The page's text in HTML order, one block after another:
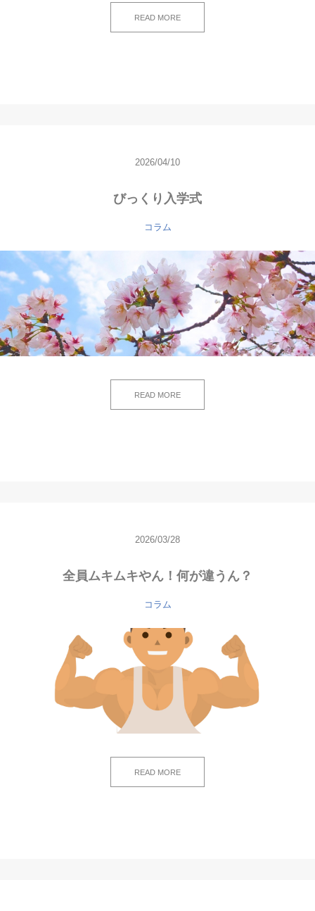
READ MORE
2026/04/10
びっくり入学式
コラム
READ MORE
2026/03/28
全員ムキムキやん！何が違うん？
コラム
READ MORE